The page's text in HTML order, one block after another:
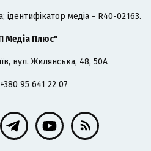
ідентифікатор медіа - R40-02163.
Медіа Плюс"
вул. Жилянська, 48, 50А
95 641 22 07